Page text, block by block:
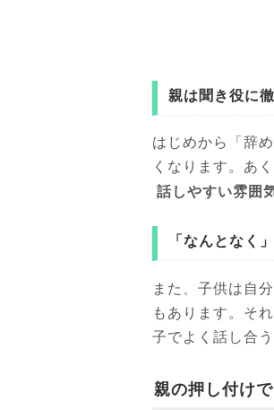
親は聞き役に
はじめから「辞
くなります。あ
話しやすい雰囲
「なんとなく
また、子供は自
もあります。そ
子でよく話し合う
親の押し付け